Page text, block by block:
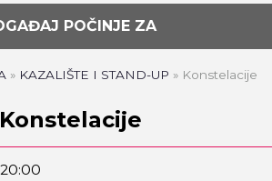
POČINJE ZA
» KAZALIŠTE I STAND-UP » Konstelacije
20:00